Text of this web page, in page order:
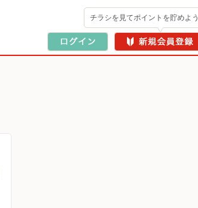
チラシを見てポイントを貯めよう